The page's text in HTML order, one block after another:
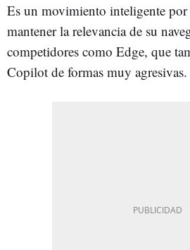
Es un movimiento inteligente por
mantener la relevancia de su
competidores como Edge, que
Copilot de formas muy agresivas.